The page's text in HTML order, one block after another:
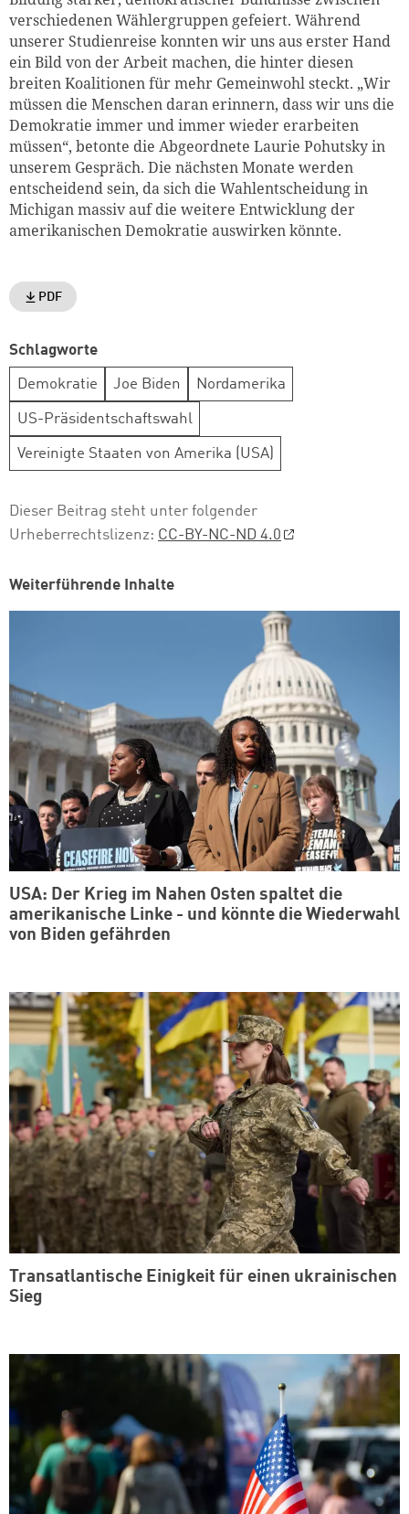
verschiedenen Wählergruppen gefeiert. Während
unserer Studienreise konnten wir uns aus erster Hand
ein Bild von der Arbeit machen, die hinter diesen
breiten Koalitionen für mehr Gemeinwohl steckt. „Wir
müssen die Menschen daran erinnern, dass wir uns die
Demokratie immer und immer wieder erarbeiten
müssen“, betonte die Abgeordnete Laurie Pohutsky in
unserem Gespräch. Die nächsten Monate werden
entscheidend sein, da sich die Wahlentscheidung in
Michigan massiv auf die weitere Entwicklung der
amerikanischen Demokratie auswirken könnte.
PDF
Schlagworte
Demokratie Joe Biden Nordamerika
US-Präsidentschaftswahl
Vereinigte Staaten von Amerika (USA)
Dieser Beitrag steht unter folgender
Urheberrechtslizenz: CC-BY-NC-ND 4.0
Weiterführende Inhalte
USA: Der Krieg im Nahen Osten spaltet die
amerikanische Linke - und könnte die Wiederwahl
von Biden gefährden
Transatlantische Einigkeit für einen ukrainischen
Sieg